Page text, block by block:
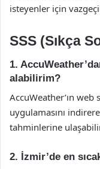
isteyenler için
SSS (Sıkça
1.
alabilirim?
AccuWeather’ın
uygulamasını
tahminlerine
2. İzmir’de en